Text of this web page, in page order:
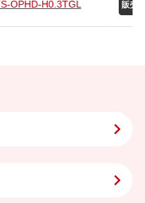
OPHD-H0.3TGL